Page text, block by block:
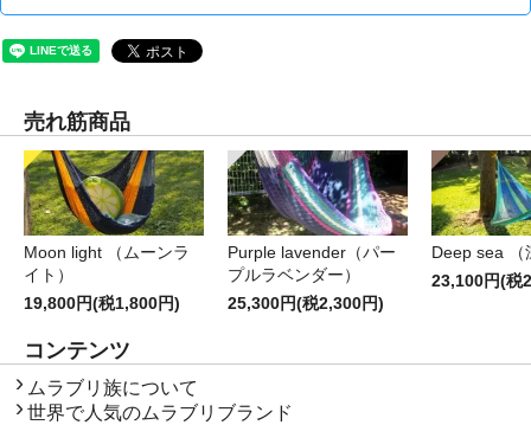
売れ筋商品
Moon light （ムーンラ
イト）
19,800円(税1,800円)
Purple lavender（パー
プルラベンダー）
25,300円(税2,300円)
Deep sea （
23,100円(税
コンテンツ
コンテンツ
ムラブリ族について
世界で人気のムラブリブランド